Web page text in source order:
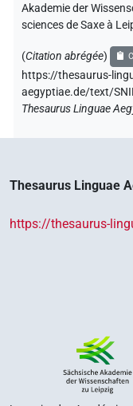
Akademie der
sciences de Saxe à
(Citation abrégée)
https://thesaurus-
aegyptiae.de/text/
Thesaurus Linguae
Thesaurus Linguae
https://thesaurus-